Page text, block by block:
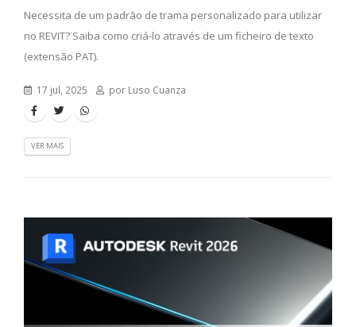
Necessita de um padrão de trama personalizado para utilizar
no REVIT? Saiba como criá-lo através de um ficheiro de texto
(extensão PAT).
17 jul, 2025 por Luso Cuanza
VER MAIS